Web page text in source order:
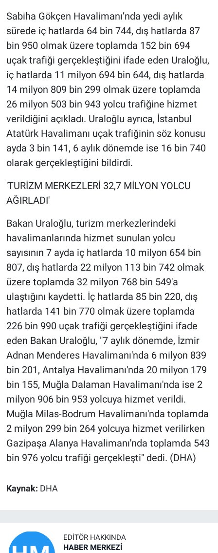
Sabiha Gökçen Havalimanı’nda yedi aylık
sürede iç hatlarda 64 bin 744, dış hatlarda 87
bin 950 olmak üzere toplamda 152 bin 694
uçak trafiği gerçekleştiğini ifade eden Uraloğlu,
iç hatlarda 11 milyon 694 bin 644, dış hatlarda
14 milyon 809 bin 299 olmak üzere toplamda
26 milyon 503 bin 943 yolcu trafiğine hizmet
verildiğini açıkladı. Uraloğlu ayrıca, İstanbul
Atatürk Havalimanı uçak trafiğinin söz konusu
ayda 3 bin 141, 6 aylık dönemde ise 16 bin 740
olarak gerçekleştiğini bildirdi.
'TURİZM MERKEZLERİ 32,7 MİLYON YOLCU
AĞIRLADI'
Bakan Uraloğlu, turizm merkezlerindeki
havalimanlarında hizmet sunulan yolcu
sayısının 7 ayda iç hatlarda 10 milyon 654 bin
807, dış hatlarda 22 milyon 113 bin 742 olmak
üzere toplamda 32 milyon 768 bin 549'a
ulaştığını kaydetti. İç hatlarda 85 bin 220, dış
hatlarda 141 bin 770 olmak üzere toplamda
226 bin 990 uçak trafiği gerçekleştiğini ifade
eden Bakan Uraloğlu, "7 aylık dönemde, İzmir
Adnan Menderes Havalimanı'nda 6 milyon 839
bin 201, Antalya Havalimanı'nda 20 milyon 179
bin 155, Muğla Dalaman Havalimanı'nda ise 2
milyon 906 bin 953 yolcuya hizmet verildi.
Muğla Milas-Bodrum Havalimanı'nda toplamda
2 milyon 299 bin 264 yolcuya hizmet verilirken
Gazipaşa Alanya Havalimanı'nda toplamda 543
bin 976 yolcu trafiği gerçekleşti" dedi. (DHA)
Kaynak: DHA
EDITÖR HAKKINDA
HABER MERKEZİ